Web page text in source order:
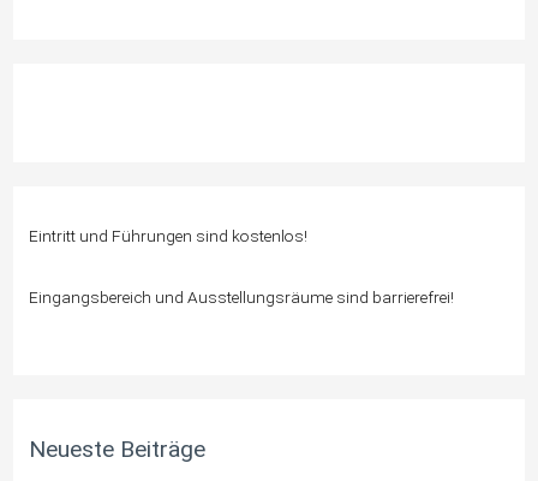
Eintritt und Führungen sind kostenlos!
Eingangsbereich und Ausstellungsräume sind barrierefrei!
Neueste Beiträge